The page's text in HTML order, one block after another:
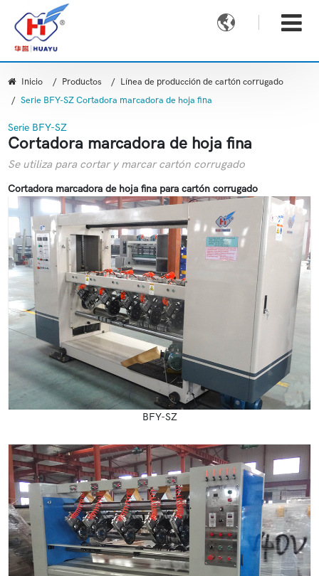

Inicio Productos
Línea de producción de cartón corrugado
Serie BFY-SZ Cortadora marcadora de hoja fina
Serie BFY-SZ
Cortadora marcadora de hoja fina
Se utiliza para cortar y marcar cartón corrugado
Cortadora marcadora de hoja fina para cartón corrugado
BFY-SZ